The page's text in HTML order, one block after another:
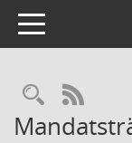
Toggle navigation
RSS-